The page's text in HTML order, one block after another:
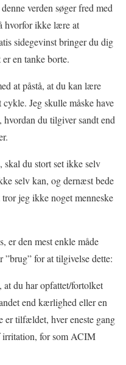
verden søger fred med
hvorfor ikke lære at
sidegevinst bringer du dig
en tanke borte.
at påstå, at du kan lære
Jeg skulle måske have
du tilgiver sandt end
skal du stort set ikke selv
selv kan, og dernæst bede
jeg ikke noget menneske
er den mest enkle måde
”brug” for at tilgivelse dette:
at du har opfattet/fortolket
end kærlighed eller en
tilfældet, hver eneste gang
for som ACIM